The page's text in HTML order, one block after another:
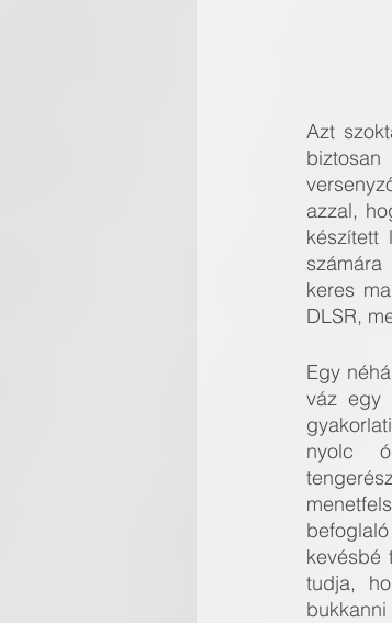
Azt
azzal,
készített
keres
DLSR,
Egy
váz egy
nyolc
kevésbé
tudja,